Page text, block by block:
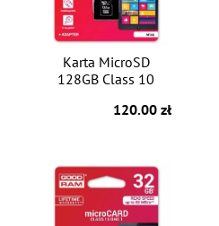
Karta MicroSD
128GB Class 10
120.00 zł